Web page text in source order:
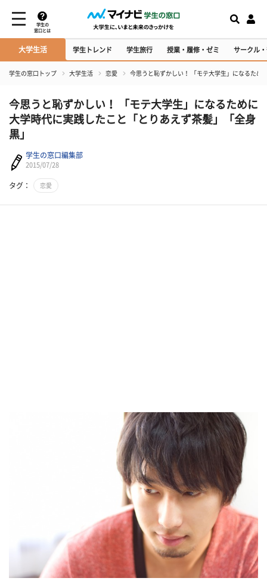
学生の
窓口とは
大学生活 学生トレンド 学生旅行 授業・履修・ゼミ サークル
学生の窓口トップ 大学生活 恋愛 今思うと恥ずかしい！ 「モテ大学生」になるため
今思うと恥ずかしい！ 「モテ大学生」になるために
大学時代に実践したこと「とりあえず茶髪」「全身
黒」
学生の窓口編集部
2015/07/28
タグ： 恋愛